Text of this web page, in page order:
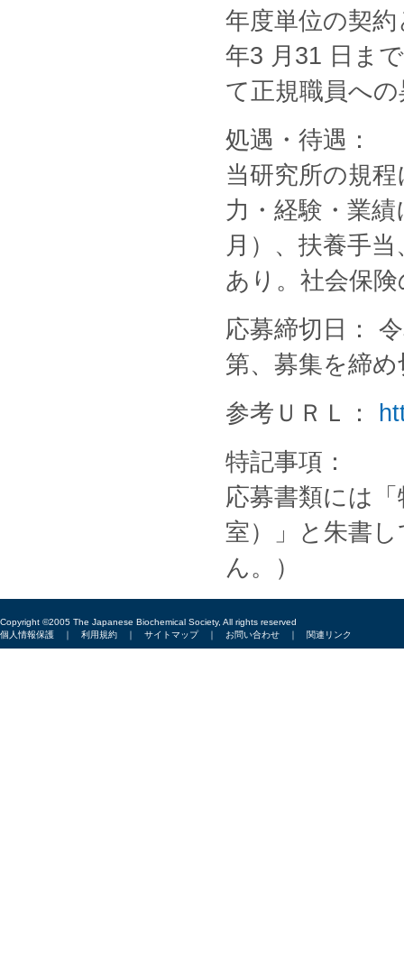
年度単位の契
年3 月31 日ま
て正規職員へ
処遇・待遇：
当研究所の規
力・経験・業
月）、扶養手
あり。社会保
応募締切日：
第、募集を締
参考ＵＲＬ：
特記事項：
応募書類には
室）」と朱書
ん。）
Copyright ©2005 The Japanese Biochemical Society, All rights reserved
個人情報保護 ｜ 利用規約 ｜ サイトマップ｜ お問い合わせ ｜ 関連リンク